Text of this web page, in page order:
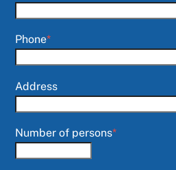
Phone*
Address
Number of persons*